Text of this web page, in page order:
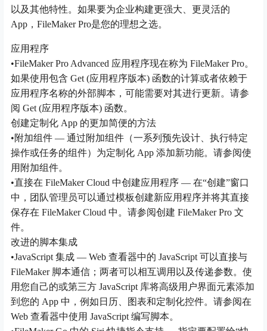
以及其他特性。如果要为企业构建更强大、更灵活的
App，FileMaker Pro是您的理想之选。
应用程序
•FileMaker Pro Advanced 应用程序现在称为 FileMaker Pro。
如果使用包含 Get (应用程序版本) 函数的计算或者依赖于
应用程序名称的外部脚本，可能需要对其进行更新。请参
阅 Get (应用程序版本) 函数。
创建定制化 App 的更加简便的方法
•附加组件 — 通过附加组件（一系列预先设计、执行特定
操作或任务的组件）为定制化 App 添加新功能。请参阅使
用附加组件。
•直接在 FileMaker Cloud 中创建应用程序 — 在“创建”窗口
中，团队管理员可以通过模板创建新应用程序并将其直接
保存在 FileMaker Cloud 中。请参阅创建 FileMaker Pro 文
件。
改进的脚本集成
•JavaScript 集成 — Web 查看器中的 JavaScript 可以直接与
FileMaker 脚本通信；两者可以相互调用以及传递参数。使
用您自己的或第三方 JavaScript 库将高级用户界面元素添加
到您的 App 中，例如日历、图表和定制化控件。请参阅在
Web 查看器中使用 JavaScript 编写脚本。